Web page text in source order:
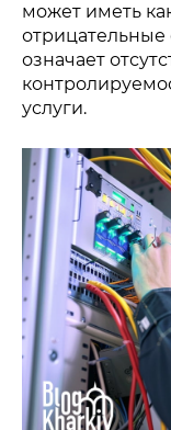
может иметь
отрицательные
означает
услуги.